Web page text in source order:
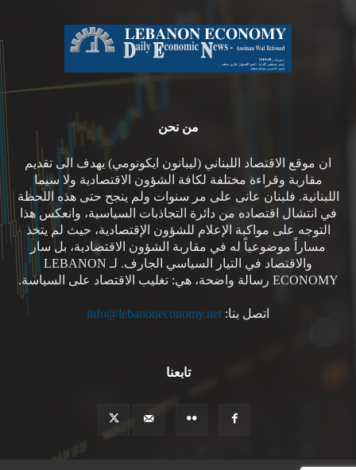
من نحن
ان موقع الاقتصاد اللبناني (ليبانون ايكونومي) يهدف الى تقديم
مقاربة وقراءة مختلفة لكافة الشؤون الاقتصادية ولا سيما
اللبنانية. فلبنان عانى على مر سنوات ولم ينجح حتى هذه اللحظة
في انتشال اقتصاده من دائرة التجاذبات السياسية، وانعكس هذا
التوجه على مواكبة الإعلام للشؤون الإقتصادية، حيث لم يتخذ
مساراً موضوعياً له في مقاربة الشؤون الاقتصادية، بل سار
والاقتصاد في التيار السياسي الجارف. لـ LEBANON
ECONOMY رسالة واضحة، هي: تغليب الاقتصاد على السياسة.
اتصل بنا: info@lebanoneconomy.net
تابعنا